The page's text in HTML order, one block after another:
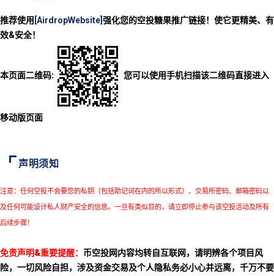
推荐使用 [AirdropWebsite] 强化您的空投糖果推广链接！使它更精美、有
效&安全！
本页面二维码: 您可以使用手机扫描该二维码直接进入
移动版页面
声明须知
注意：任何空投不会要您的私钥（包括助记词在内的所以形式）、交易所密码、邮箱密码以
及任何可能设计私人财产安全的信息。一旦有类似目的，请立即停止参与该空投活动及所有
后续步骤！
免责声明&重要提醒： 币空投网内容均转自互联网，请明辨各个项目风
险，一切风险自担，涉及资金交易及个人隐私务必小心并远离，千万不要